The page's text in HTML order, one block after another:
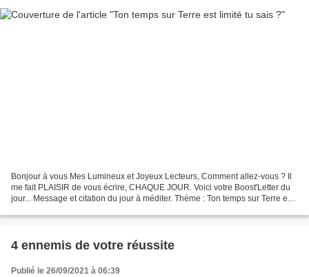
Bonjour à vous Mes Lumineux et Joyeux Lecteurs, Comment allez-vous ? Il
me fait PLAISIR de vous écrire, CHAQUE JOUR. Voici votre Boost'Letter du
jour... Message et citation du jour à méditer. Thème : Ton temps sur Terre est
4 ennemis de votre réussite
Publié le 26/09/2021 à 06:39